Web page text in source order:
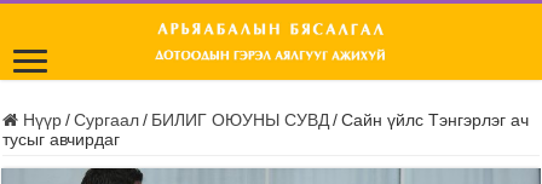
Нүүр / Сургаал / БИЛИГ ОЮУНЫ СУВД / Сайн үйлс Тэнгэрлэг ач
тусыг авчирдаг